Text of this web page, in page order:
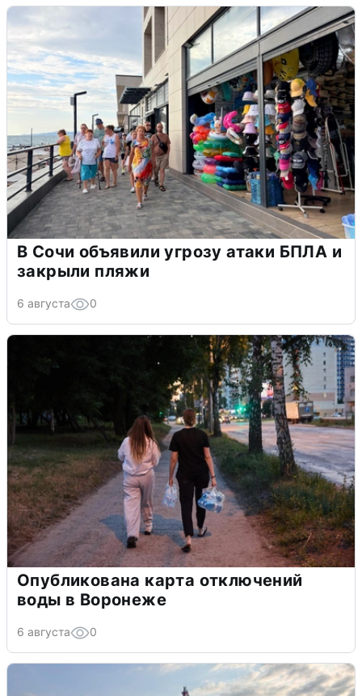
В Сочи объявили угрозу атаки БПЛА и
закрыли пляжи
6 августа 0
Опубликована карта отключений
воды в Воронеже
6 августа 0